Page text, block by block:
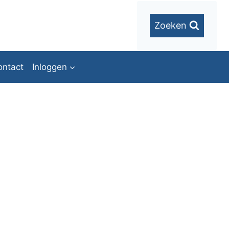
Zoeken
Inloggen